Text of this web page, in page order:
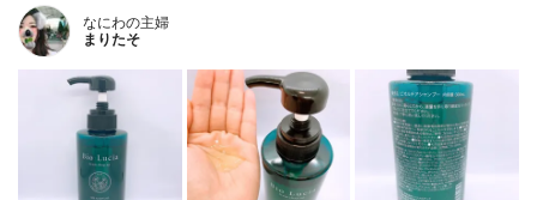
なにわの主婦
まりたそ